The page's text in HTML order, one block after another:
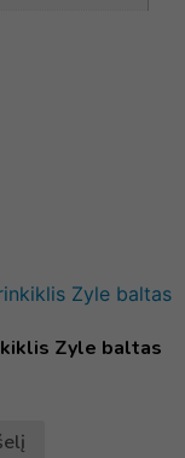
Zyle baltas